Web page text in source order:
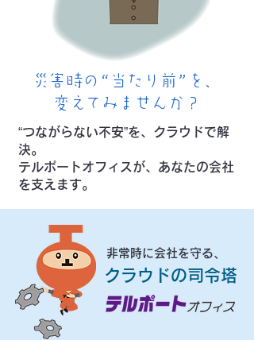
災害時の“当たり前”を、
変えてみませんか？
“つながらない不安”を、クラウドで解
決。
テルポートオフィスが、あなたの会社
を支えます。
非常時に会社を守る、
クラウドの司令塔